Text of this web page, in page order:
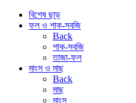
বিশেষ ছাড়
ফল ও শাক-সবজি
Back
শাক-সবজি
তাজা-ফল
মাংস ও মাছ
Back
মাছ
মাংস